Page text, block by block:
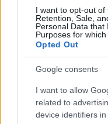
I want to opt-out of
Retention, Sale,
Personal Data that
Purposes for which
Opted Out
Google consents
I want to allow
related to
device identifiers in
Éld át!